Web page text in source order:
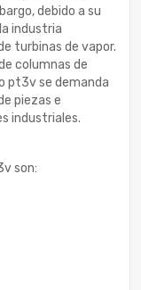
debido a su
industria
turbinas de vapor.
columnas de
pt3v se demanda
piezas e
industriales.
son: